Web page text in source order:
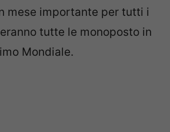
mese importante per tutti i
tutte le monoposto in
Mondiale.